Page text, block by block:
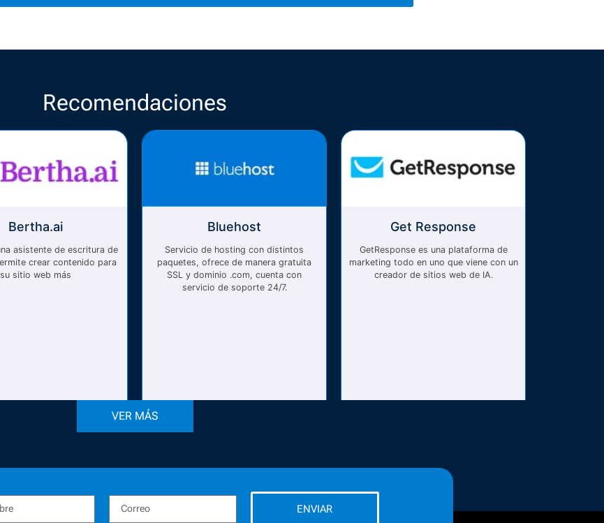
Recomendaciones
Bertha.ai
asistente de escritura de
crear contenido para
su sitio web más
Bluehost
Servicio de hosting con distintos
paquetes, ofrece de manera gratuita
SSL y dominio .com, cuenta con
servicio de soporte 24/7.
Get Response
GetResponse es una plataforma de
marketing todo en uno que viene con un
creador de sitios web de IA.
VER MÁS
ENVIAR